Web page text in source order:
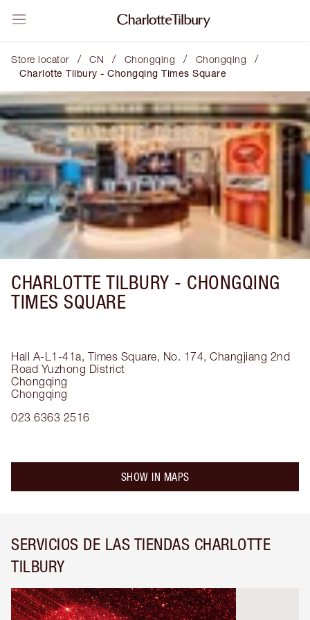
Store locator / CN / Chongqing / Chongqing /
Charlotte Tilbury - Chongqing Times Square
CHARLOTTE TILBURY - CHONGQING
TIMES SQUARE
Hall A-L1-41a, Times Square, No. 174, Changjiang 2nd
Road Yuzhong District
Chongqing
Chongqing
023 6363 2516
SHOW IN MAPS
SERVICIOS DE LAS TIENDAS CHARLOTTE
TILBURY